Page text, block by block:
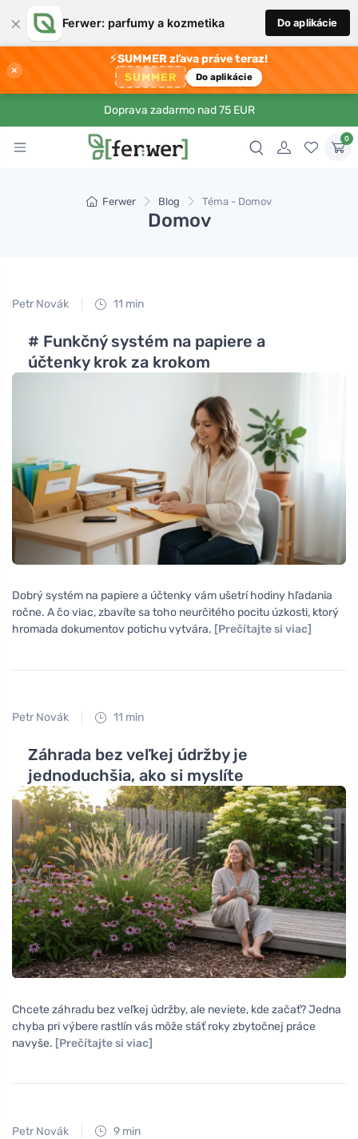
× Ferwer: parfumy a kozmetika Do aplikácie
×
⚡SUMMER zľava práve teraz!
SUMMER Do aplikácie
Doprava zadarmo nad 75 EUR
0
Ferwer Blog Téma - Domov
Domov
Petr Novák 11 min
# Funkčný systém na papiere a
účtenky krok za krokom
Dobrý systém na papiere a účtenky vám ušetrí hodiny hľadania
ročne. A čo viac, zbavíte sa toho neurčitého pocitu úzkosti, ktorý
hromada dokumentov potichu vytvára. [Prečítajte si viac]
Petr Novák 11 min
Záhrada bez veľkej údržby je
jednoduchšia, ako si myslíte
Chcete záhradu bez veľkej údržby, ale neviete, kde začať? Jedna
chyba pri výbere rastlín vás môže stáť roky zbytočnej práce
navyše. [Prečítajte si viac]
Petr Novák 9 min